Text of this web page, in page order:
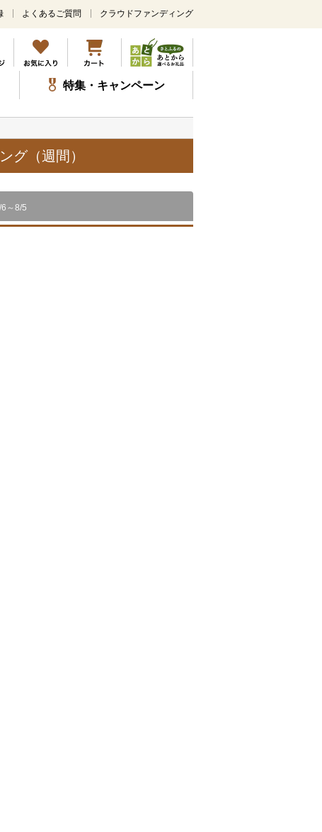
メ
ン
コ
ン
テ
ツ
キ
ッ
プ
よくあるご質問 クラウドファンディング
特集・キャンペーン
グ（週間）
～8/5